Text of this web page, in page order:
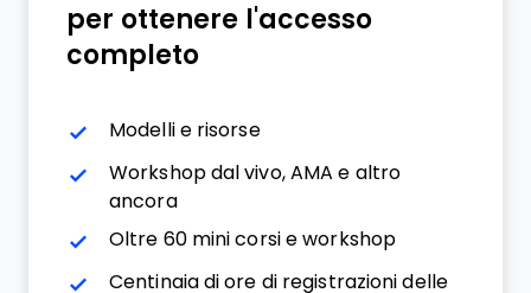
per ottenere l'accesso
completo
Modelli e risorse
Workshop dal vivo, AMA e altro
ancora
Oltre 60 mini corsi e workshop
Centinaia di ore di registrazioni delle